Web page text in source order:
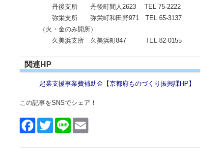
丹後支所 丹後町間人2623 TEL 75-2222
弥栄支所 弥栄町和田野971 TEL 65-3137
（火・金のみ開所）
久美浜支所 久美浜町847 TEL 82-0155
関連HP
起業支援事業費補助金【京都府ものづくり振興課HP】
この記事をSNSでシェア！
Face Twitt Line